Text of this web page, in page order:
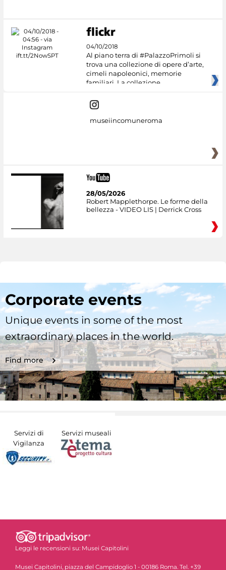
04/10/2018
Al piano terra di #PalazzoPrimoli si
trova una collezione di opere d’arte,
cimeli napoleonici, memorie
familiari. La collezione
museiincomuneroma
28/05/2026
Robert Mapplethorpe. Le forme della
bellezza - VIDEO LIS | Derrick Cross
Corporate events
Unique events in some of the most
extraordinary places in the world.
Find more
Servizi di
Vigilanza
Servizi museali
Leggi le recensioni su: Musei Capitolini
Musei Capitolini, piazza del Campidoglio 1 - 00186 Roma. Tel. +39